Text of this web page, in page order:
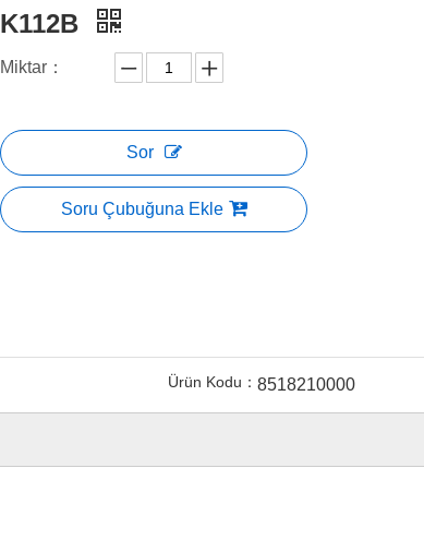
K112B
Miktar：
Sor
Soru Çubuğuna Ekle
Ürün Kodu： 8518210000